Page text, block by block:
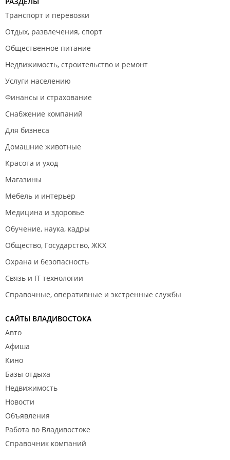
Транспорт и перевозки
Отдых, развлечения, спорт
Общественное питание
Недвижимость, строительство и ремонт
Услуги населению
Финансы и страхование
Снабжение компаний
Для бизнеса
Домашние животные
Красота и уход
Магазины
Мебель и интерьер
Медицина и здоровье
Обучение, наука, кадры
Общество, Государство, ЖКХ
Охрана и безопасность
Связь и IT технологии
Справочные, оперативные и экстренные службы
САЙТЫ ВЛАДИВОСТОКА
Авто
Афиша
Кино
Базы отдыха
Недвижимость
Новости
Объявления
Работа во Владивостоке
Справочник компаний